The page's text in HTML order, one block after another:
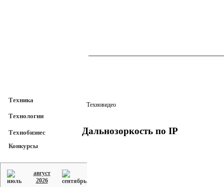
Техника
Технологии
Технобизнес
Конкурсы
август
2026
Техновидео
Дальнозоркость по IP